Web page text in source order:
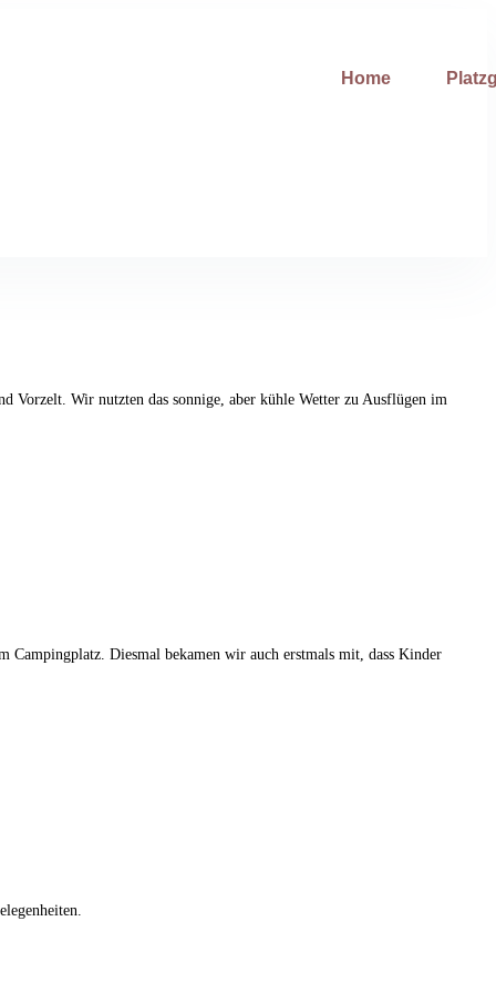
Home
Vorzelt. Wir nutzten das sonnige, aber kühle Wetter zu Ausflügen im
Diesmal bekamen wir auch erstmals mit, dass Kinder